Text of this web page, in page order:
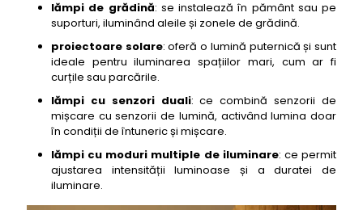
32- lampa solară de exterior cu senzor de
mișcare Tooniu Solar Lights
33- lampa solară de exterior cu senzor de
mișcare Vlio Solar Lights
34- lampa solară de exterior cu senzor de
mișcare Solmore Solar Lights
35- lampa solară de exterior cu senzor de
mișcare Aolyty Solar Lights
36- lampa solară de exterior cu senzor de
mișcare Zitrone Solar Lights
37- lampa solară de exterior cu senzor de
lămpi de grădină: se instalează în pământ sau pe
suporturi, iluminând aleile și zonele de grădină.
proiectoare solare: oferă o lumină puternică și sunt
ideale pentru iluminarea spațiilor mari, cum ar fi
curțile sau parcările.
lămpi cu senzori duali: ce combină senzorii de
mișcare cu senzorii de lumină, activând lumina doar
în condiții de întuneric și mișcare.
lămpi cu moduri multiple de iluminare: ce permit
ajustarea intensității luminoase și a duratei de
iluminare.